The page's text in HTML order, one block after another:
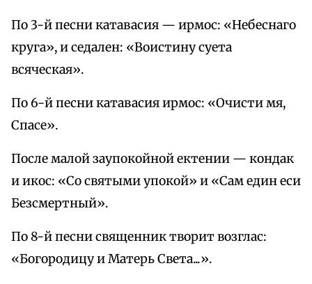
По 3-й песни катавасия — ирмос: «Небеснаго
круга», и седален: «Воистину суета
всяческая».
По 6-й песни катавасия ирмос: «Очисти мя,
Спасе».
После малой заупокойной ектении — кондак
и икос: «Со святыми упокой» и «Сам един еси
Безсмертный».
По 8-й песни священник творит возглас:
«Богородицу и Матерь Света...».